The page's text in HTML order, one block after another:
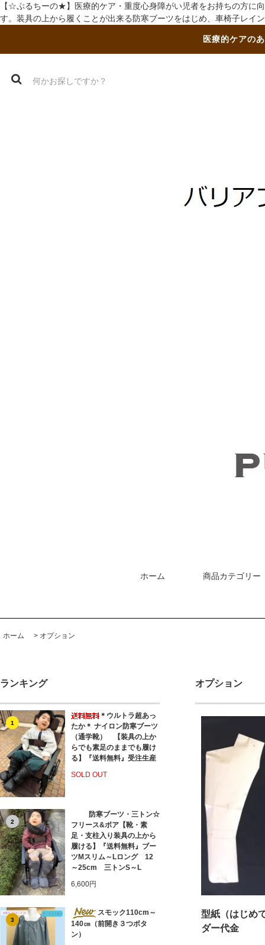
【☆ぷるちーの★】医療的ケア・重度心身障がい児者をお持ちの方
す。装具の上から履くことが出来る防寒ブーツをはじめ、車椅子レイ
医療的ケアの
ホーム 商品カテゴリー
ホーム > オプション
ランキング
1
＊ウルトラ超あっ
たか＊ ナイロン防寒ブーツ
（通学靴） 【装具の上か
らでも素足のままでも履け
る】『送料無料』受注生産
SOLD OUT
2
防寒ブーツ・三トン☆
フリース&ボア【靴・素
足・支柱入り装具の上から
履ける】『送料無料』ブー
ツMスリム～Lロング 12
～25cm 三トンS～L
6,600円
3
スモック110cm～
140㎝（前開き３つボタ
ン）
オプション
型紙（はじめ
ダー代金